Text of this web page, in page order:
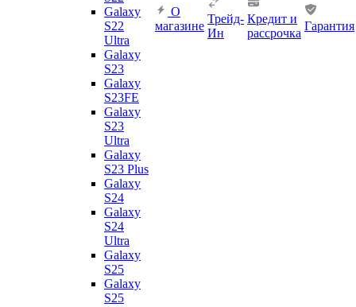
Galaxy
S22
Ultra
Galaxy
S23
Galaxy
S23FE
Galaxy
S23
Ultra
Galaxy
S23 Plus
Galaxy
S24
Galaxy
S24
Ultra
Galaxy
S25
Galaxy
S25
О
магазине
Трейд-
Ин
Кредит и
рассрочка
Гарантия